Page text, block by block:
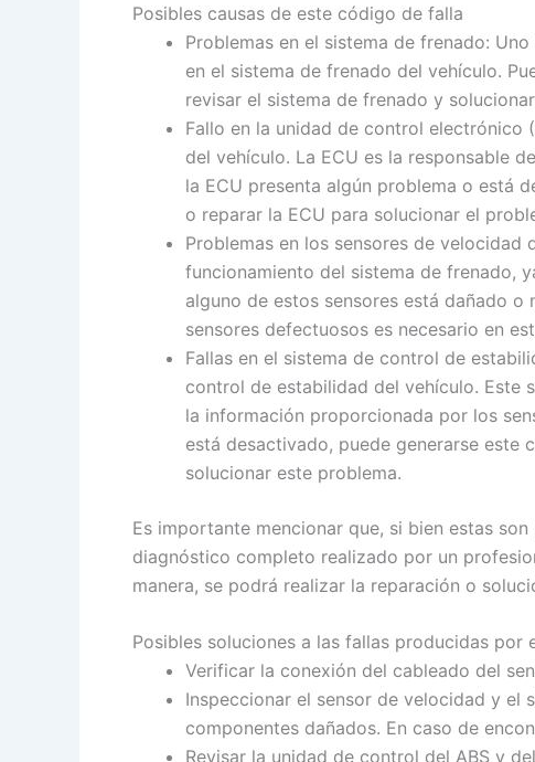
Posibles causas de este código de falla
Problemas en el sistema de frenado:
en el sistema de frenado del vehículo.
revisar el sistema de frenado y
Fallo en la unidad de control electrónico
del vehículo. La ECU es la responsable
la ECU presenta algún problema o está
o reparar la ECU para solucionar el
Problemas en los sensores de
funcionamiento del sistema de frenado,
alguno de estos sensores está dañado
sensores defectuosos es necesario en
Fallas en el sistema de control de
control de estabilidad del vehículo. Este
la información proporcionada por los
está desactivado, puede generarse este
solucionar este problema.
Es importante mencionar que, si bien estas
diagnóstico completo realizado por un
manera, se podrá realizar la reparación o
Posibles soluciones a las fallas producidas por
Verificar la conexión del cableado del
Inspeccionar el sensor de velocidad y el
componentes dañados. En caso de
Revisar la unidad de control del ABS y